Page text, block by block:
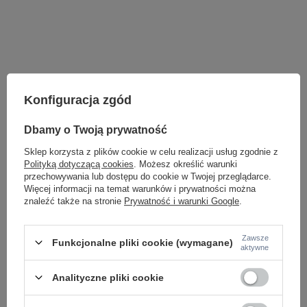
ŻYRANDOLE
LAMPY WISZĄCE CZARNE
LAMPY WISZĄCE - OKRĘGI
Konfiguracja zgód
Dbamy o Twoją prywatność
Sklep korzysta z plików cookie w celu realizacji usług zgodnie z
Polityką dotyczącą cookies . Możesz określić warunki
przechowywania lub dostępu do cookie w Twojej przeglądarce.
Więcej informacji na temat warunków i prywatności można
znaleźć także na stronie Prywatność i warunki Google
Funkcjonalne pliki cookie (wymagane)
Zawsze
aktywne
Analityczne pliki cookie